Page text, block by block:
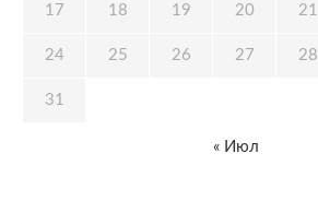
17 18 19 20 21
24 25 26 27 28
31
« Июл